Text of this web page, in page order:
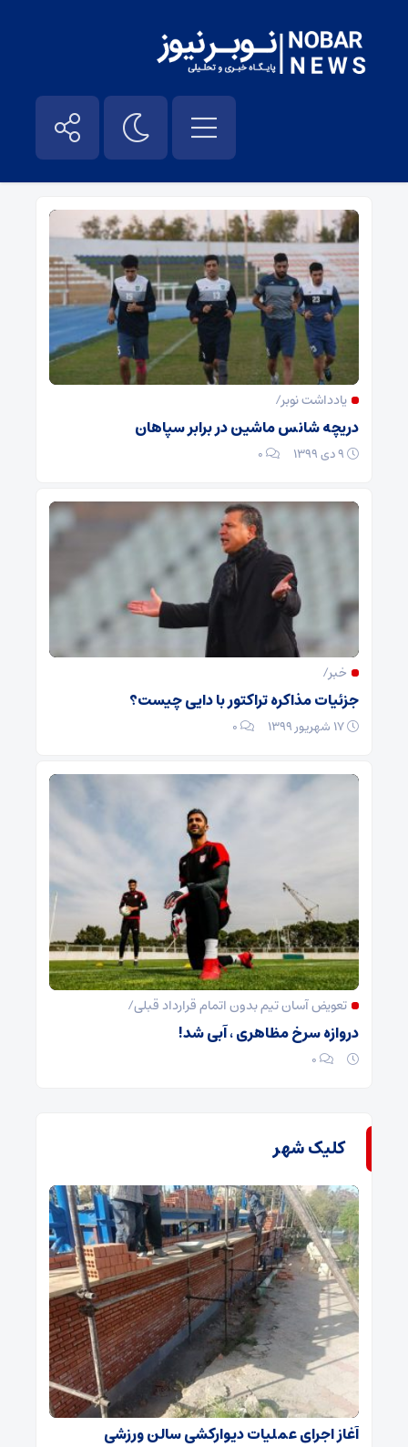
اخبار فوتبال – نوبر نیوز
یادداشت نوبر/
دریچه شانس ماشین در برابر سپاهان
۰
خبر/
جزئیات مذاکره تراکتور با دایی چیست؟
۰
تعویض آسان تیم بدون اتمام قرارداد قبلی/
دروازه سرخ مظاهری ، آبی شد!
۰
کلیک شهر
آغاز اجرای عملیات دیوارکشی سالن ورزشی